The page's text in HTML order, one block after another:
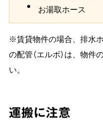
お湯取ホース
※賃貸物件の場合、排水
の配管（エルボ）は、物
い。
運搬に注意